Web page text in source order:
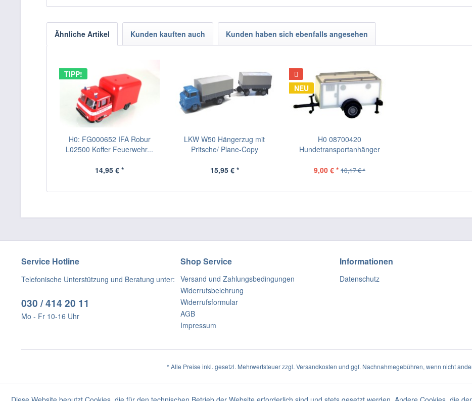
Ähnliche Artikel Kunden kauften auch Kunden haben sich ebenfalls angesehen
TIPP!
H0: FG000652 IFA Robur
L02500 Koffer Feuerwehr...
14,95 € *
LKW W50 Hängerzug mit
Pritsche/ Plane-Copy
15,95 € *
NEU
H0 08700420
Hundetransportanhänger
9,00 € * 10,17 € *
Service Hotline
Telefonische Unterstützung und Beratung unter:
030 / 414 20 11
Mo - Fr 10-16 Uhr
Shop Service
Versand und Zahlungsbedingungen
Widerrufsbelehrung
Widerrufsformular
AGB
Impressum
Informationen
Datenschutz
* Alle Preise inkl. gesetzl. Mehrwertsteuer zzgl. Versandkosten und ggf. Nachnahmegebühren, wenn nicht